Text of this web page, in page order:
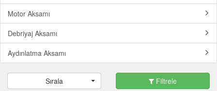
Motor Aksamı
Debriyaj Aksamı
Aydınlatma Aksamı
Sırala Filtrele